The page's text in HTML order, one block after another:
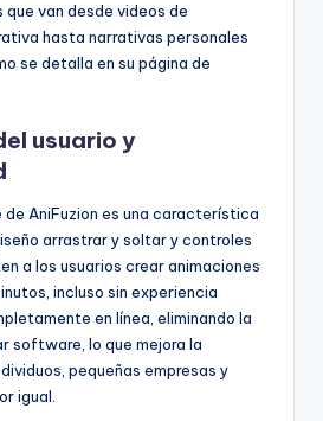
van desde videos de
hasta narrativas personales
se detalla en su página de
usuario y
AniFuzion es una característica
arrastrar y soltar y controles
a los usuarios crear animaciones
incluso sin experiencia
en línea, eliminando la
software, lo que mejora la
pequeñas empresas y
igual.